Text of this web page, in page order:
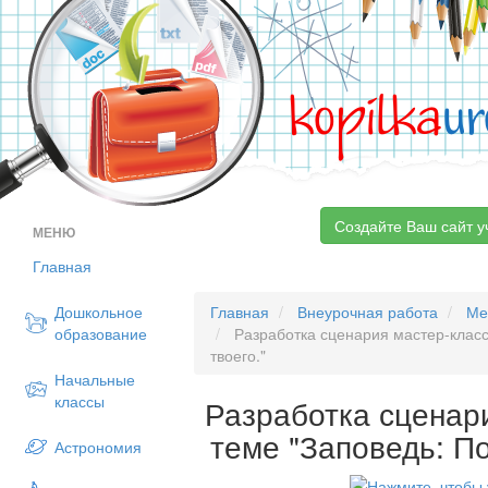
kopilka
МЕНЮ
Главная
Дошкольное
образование
Начальные
классы
Астрономия
Создайте Ваш сайт
Главная Внеурочная работа
Разработка сценария мастер-
твоего."
Разработка
теме "Заповедь: